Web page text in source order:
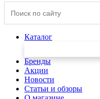
Каталог
Бренды
Акции
Новости
Статьи и обзоры